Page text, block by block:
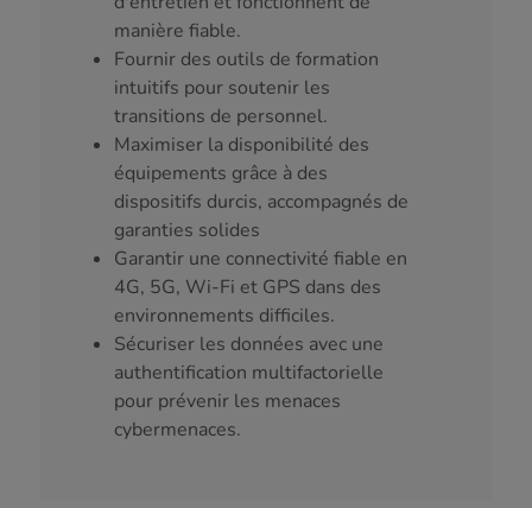
manière fiable.
Fournir des outils de formation
intuitifs pour soutenir les
transitions de personnel.
Maximiser la disponibilité des
équipements grâce à des
dispositifs durcis, accompagnés de
garanties solides
Garantir une connectivité fiable en
4G, 5G, Wi-Fi et GPS dans des
environnements difficiles.
Sécuriser les données avec une
authentification multifactorielle
pour prévenir les menaces
cybermenaces.